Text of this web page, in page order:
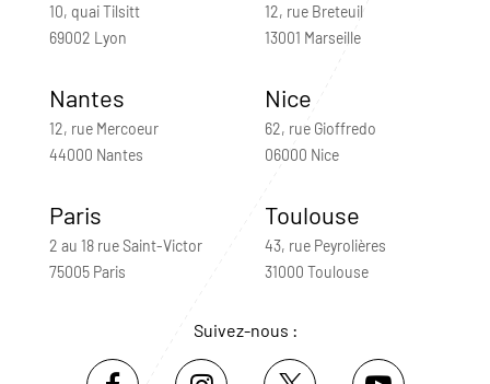
10, quai Tilsitt
69002 Lyon
12, rue Breteuil
13001 Marseille
Nantes
12, rue Mercoeur
44000 Nantes
Nice
62, rue Gioffredo
06000 Nice
Paris
2 au 18 rue Saint-Victor
75005 Paris
Toulouse
43, rue Peyrolières
31000 Toulouse
Suivez-nous :